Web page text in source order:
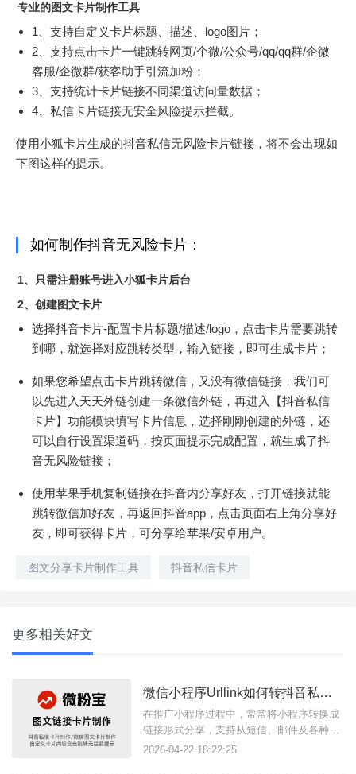
专业的图文卡片制作工具
1、支持自定义卡片标题、描述、logo图片；
2、支持点击卡片一键跳转网页/个微/公众号/qq/qq群/企微
客服/企微群/获客助手引流加粉；
3、支持统计卡片链接不同渠道访问量数据；
4、私信卡片链接无安全风险提示拦截。
使用小狐卡片生成的抖音私信无风险卡片链接，将不会出现如
下图这样的提示。
如何制作抖音无风险卡片：
1、只需注册账号进入小狐卡片后台
2、创建图文卡片
选择抖音卡片-配置卡片标题/描述/logo，点击卡片需要跳转
到哪，就选择对应跳转类型，输入链接，即可生成卡片；
如果您希望点击卡片跳转微信，又没有微信链接，我们可
以先进入天天外链创建一条微信外链，再进入【抖音私信
卡片】功能模块填写卡片信息，选择刚刚创建的外链，还
可以自行设置渠道码，按页面提示完成配置，就生成了抖
音无风险链接；
使用苹果手机复制链接在抖音内分享好友，打开链接就能
跳转微信加好友，再返回抖音app，点击页面右上角分享好
友，即可获得卡片，可分享给苹果/安卓用户。
图文分享卡片制作工具 抖音私信卡片
更多相关好文
微信小程序Urllink如何转抖音私信卡片推广使用？
在推广小程序过程中，常常将小程序转换成
链接形式分享，支持从短信、邮件及各种搜
索引擎、视频资讯平台、app跳转至小程
2026-04-22 18:22:25